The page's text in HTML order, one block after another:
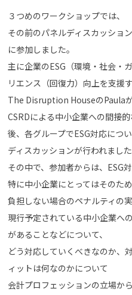
３つめのワークショップでは、
その前のパネルディスカッショ
に参加しました。
主に企業のESG（環境・社会・
リエンス（回復力）向上を支援
The Disruption HouseのPaulaが
CSRDによる中小企業への間接
後、各グループでESG対応につ
ディスカッションが行われました
その中で、参加者からは、ESG
特に中小企業にとってはそのた
負担しない場合のペナルティの
現行予定されている中小企業へ
があることなどについて、
どう対応していくべきなのか、
ィットは何なのかについて
会計プロフェッションの立場か